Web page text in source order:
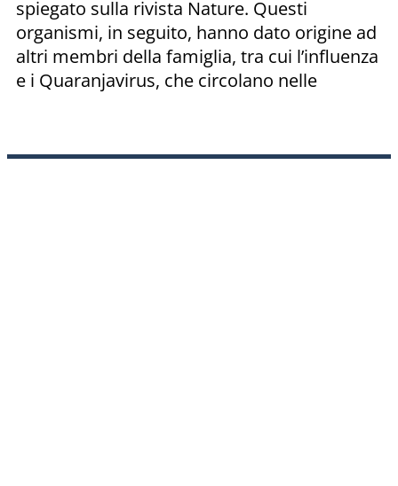
spiegato sulla rivista Nature. Questi
organismi, in seguito, hanno dato origine ad
altri membri della famiglia, tra cui l’influenza
e i Quaranjavirus, che circolano nelle